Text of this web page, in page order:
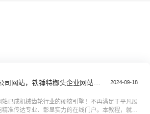
2024-09-18
已成机械齿轮行业的硬核引擎！不再满足于平凡展
准传达专业、彰显实力的在线门户。本教程，就是